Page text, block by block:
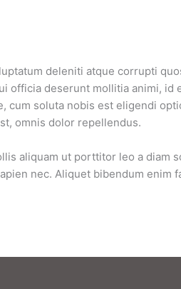
deleniti atque corrupti
officia deserunt mollitia animi, id
cum soluta nobis est eligendi
omnis dolor repellendus.
aliquam ut porttitor leo a diam
nec. Aliquet bibendum enim